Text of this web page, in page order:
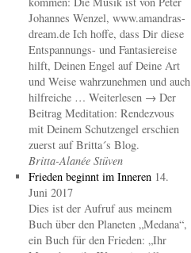
Johannes Wenzel, www.amandras-
dream.de Ich hoffe, dass Dir diese
Entspannungs- und Fantasiereise
hilft, Deinen Engel auf Deine Art
und Weise wahrzunehmen und auch
hilfreiche … Weiterlesen → Der
Beitrag Meditation: Rendezvous
mit Deinem Schutzengel erschien
zuerst auf Britta´s Blog.
Britta-Alanée Stüven
Frieden beginnt im Inneren 14.
Juni 2017
Dies ist der Aufruf aus meinem
Buch über den Planeten „Medana“,
ein Buch für den Frieden: „Ihr